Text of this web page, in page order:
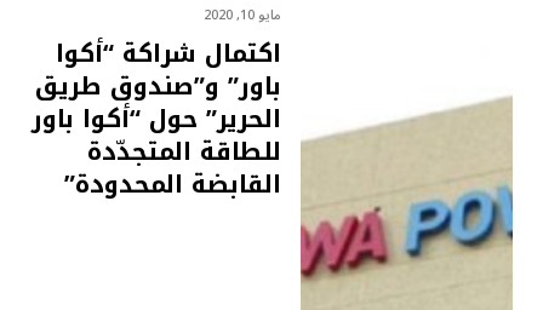
مايو 10, 2020
اكتمال شراكة “أكوا
باور” و”صندوق طريق
الحرير” حول “أكوا باور
للطاقة المتجدّدة
القابضة المحدودة”